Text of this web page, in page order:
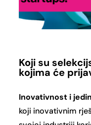
Koji su
kojima će
Inovativnost i
koji inovativnim